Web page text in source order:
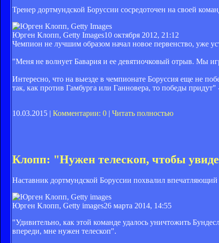
Тренер дортмундской Боруссии сосредоточен на своей
Юрген Клопп, Getty Images10 октября 2012, 21:12
Чемпион не лучшим образом начал новое первенство, уже
"Меня не волнует Бавария и ее девятиочковый отрыв. Мы
Интересно, что на выезде в чемпионате Боруссия еще не
так, как против Гамбурга или Ганновера, то победы
10.03.2015 | Комментарии: 0 | Читать полностью
Клопп: "Нужен телескоп, чтобы
Наставник дортмундской Боруссии похвалил впечатляющий
Юрген Клопп, Getty images26 марта 2014, 14:55
"Удивительно, как этой команде удалось уничтожить
впереди, мне нужен телескоп".